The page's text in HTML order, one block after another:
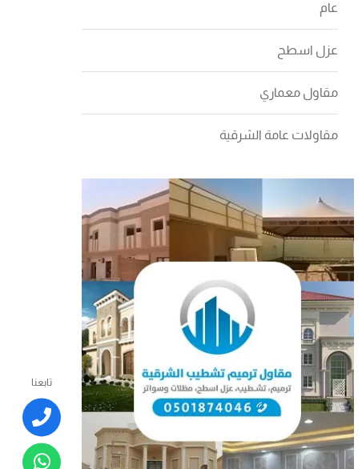
عام
عزل اسطح
مقاول معماري
مقاولات عامة الشرقية
تابعنا